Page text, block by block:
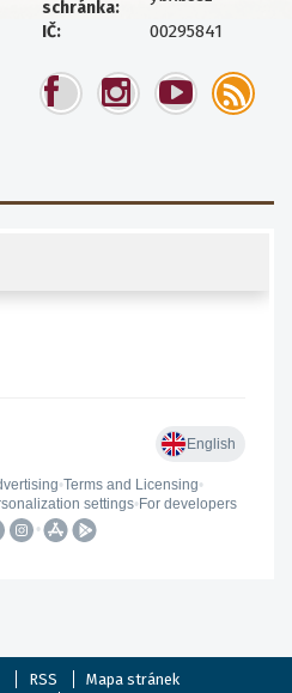
schránka:
IČ: 00295841
RSS
Mapa stránek